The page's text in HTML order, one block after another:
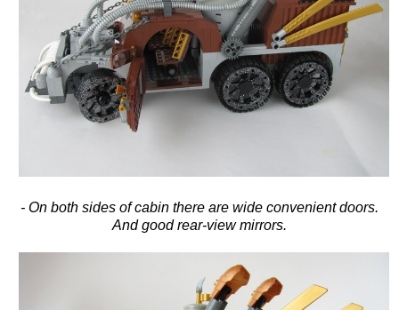
- On both sides of cabin there are wide convenient doors.
And good rear-view mirrors.